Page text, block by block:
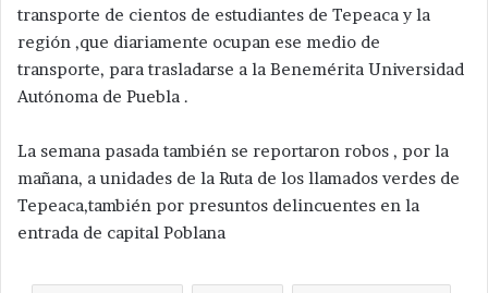
transporte de cientos de estudiantes de Tepeaca y la
región ,que diariamente ocupan ese medio de
transporte, para trasladarse a la Benemérita Universidad
Autónoma de Puebla .
La semana pasada también se reportaron robos , por la
mañana, a unidades de la Ruta de los llamados verdes de
Tepeaca,también por presuntos delincuentes en la
entrada de capital Poblana